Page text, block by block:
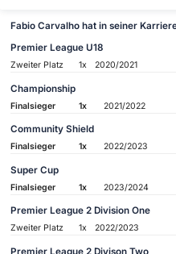
Fabio Carvalho hat in seiner
Premier League U18
Zweiter Platz 1x 2020/2021
Championship
Finalsieger 1x 2021/2022
Community Shield
Finalsieger 1x 2022/2023
Super Cup
Finalsieger 1x 2023/2024
Premier League 2 Division One
Zweiter Platz 1x 2022/2023
Premier League 2 Divison Two